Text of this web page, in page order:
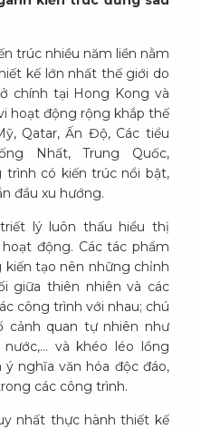
trúc nhiều năm liền nằm
kế lớn nhất thế giới do
chính tại Hong Kong và
hoạt động rộng khắp thế
Qatar, Ấn Độ, Các tiểu
Nhất, Trung Quốc,
trình có kiến trúc nổi bật,
đầu xu hướng.
lý luôn thấu hiểu thị
động. Các tác phẩm
kiến tạo nên những chỉnh
giữa thiên nhiên và các
công trình với nhau; chú
cảnh quan tự nhiên như
và khéo léo lồng
nghĩa văn hóa độc đáo,
các công trình.
nhất thực hành thiết kế